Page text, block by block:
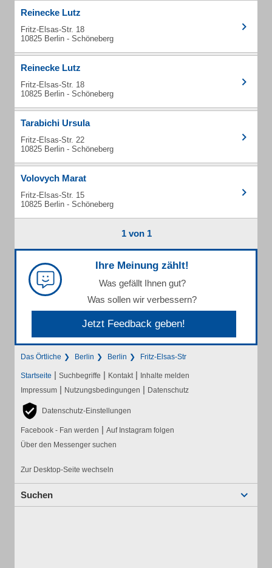
Reinecke Lutz
Fritz-Elsas-Str. 18
10825 Berlin - Schöneberg
Reinecke Lutz
Fritz-Elsas-Str. 18
10825 Berlin - Schöneberg
Tarabichi Ursula
Fritz-Elsas-Str. 22
10825 Berlin - Schöneberg
Volovych Marat
Fritz-Elsas-Str. 15
10825 Berlin - Schöneberg
1 von 1
Ihre Meinung zählt!
Was gefällt Ihnen gut?
Was sollen wir verbessern?
Jetzt Feedback geben!
Das Örtliche Berlin Berlin Fritz-Elsas-Str
Startseite | Suchbegriffe | Kontakt | Inhalte melden
Impressum | Nutzungsbedingungen | Datenschutz
Datenschutz-Einstellungen
Facebook - Fan werden | Auf Instagram folgen
Über den Messenger suchen
Zur Desktop-Seite wechseln
Suchen